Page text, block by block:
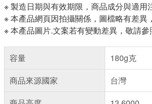
※ 製造日期與有效期限，商品成分與適用
※ 本產品網頁因拍攝關係，圖檔略有差異
※ 本產品圖片.文案若有變動差異，敬請
容量
180g克
商品來源國家
台灣